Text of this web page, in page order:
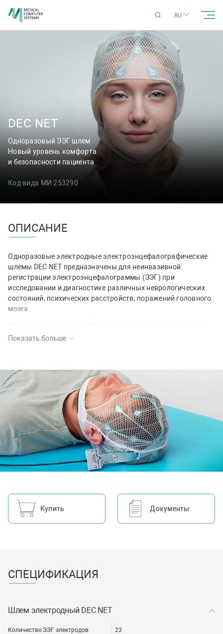
RU
DEC NET
Одноразовый ЭЭГ шлем
Новый уровень комфорта
и безопасности пациента
Код вида МИ 253290
ОПИСАНИЕ
Одноразовые электродные электроэнцефалографические
шлемы DEC NET предназначены для неинвазивной
регистрации электроэнцефалограммы (ЭЭГ) при
исследовании и диагностике различных неврологических
состояний, психических расстройств, поражений головного
мозга.
нейрофизиологии, эпилептологии, сомнологии, психиатрии,
Преимущества шлема DEC NET:
Ag/AgCl электроды обеспечивают качественный и
стабильный сигнал;
23 электрода уже предустановлены по международной
системе 10-20;
одноразовое изделие – 100% решение проблемы
перекрестного заражения;
простая и быстрая установка шлема – менее 5 минут;
легкий и комфортный шлем для пациента;
Показать больше
Купить Документы
СПЕЦИФИКАЦИЯ
Шлем электродный DEC NET
Количество ЭЭГ электродов 23